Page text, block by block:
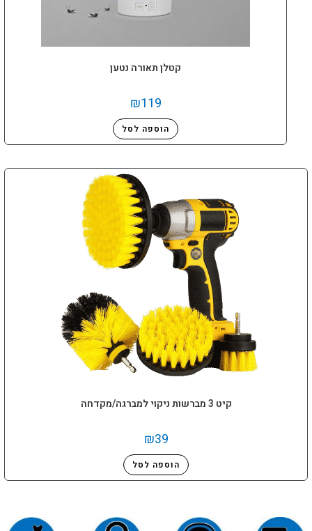
קטלן תאורה נטען
₪119
הוספה לסל
קיט 3 מברשות ניקוי למברגה/מקדחה
₪39
הוספה לסל